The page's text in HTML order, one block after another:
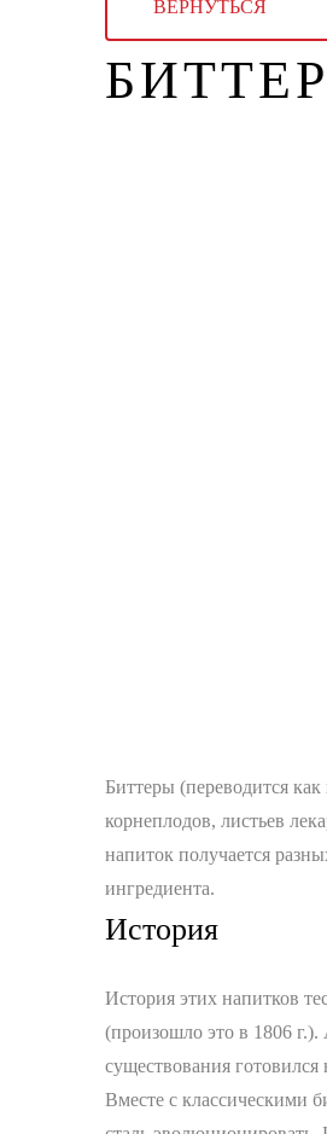
ВЕРНУТЬСЯ
Биттеры (переводится как
корнеплодов, листьев
напиток получается
ингредиента.
История
История этих напитков
(произошло это в 1806
существования готовился
Вместе с классическими